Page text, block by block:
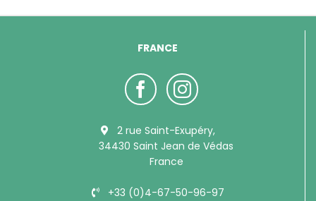
FRANCE
2 rue Saint-Exupéry,
34430 Saint Jean de Védas
France
+33 (0)4-67-50-96-97